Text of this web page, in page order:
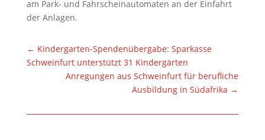
am Park- und Fahrscheinautomaten an der Einfahrt
der Anlagen.
← Kindergarten-Spendenübergabe: Sparkasse
Schweinfurt unterstützt 31 Kindergärten
Anregungen aus Schweinfurt für berufliche
Ausbildung in Südafrika →